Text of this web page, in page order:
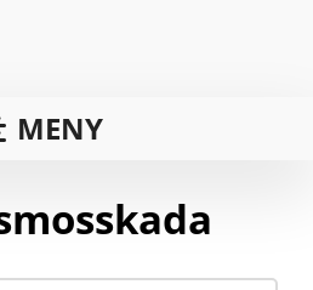
MENY